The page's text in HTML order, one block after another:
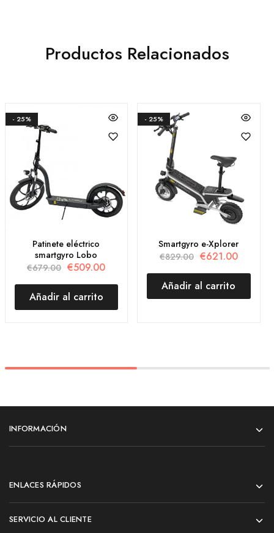
Productos Relacionados
- 25%
Patinete eléctrico
smartgyro Lobo
€679.00 €509.00
Añadir al carrito
- 25%
Smartgyro e-Xplorer
€829.00 €621.00
Añadir al carrito
INFORMACIÓN
ENLACES RÁPIDOS
SERVICIO AL CLIENTE